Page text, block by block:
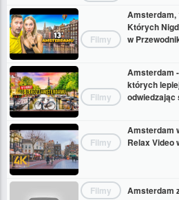
Filmy
Amsterdam,
Których
w
Filmy
Amsterdam
których
odwiedzając
Filmy
Amsterdam
Relax Video
Filmy Amsterdam